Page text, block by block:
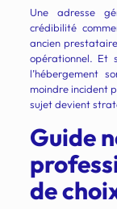
Une adresse
crédibilité
ancien
opérationnel. Et
l’hébergement
moindre incident
sujet devient
Guide
de